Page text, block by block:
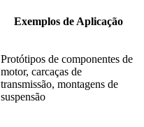
Exemplos de Aplicação
Protótipos de componentes de
motor, carcaças de
transmissão, montagens de
suspensão